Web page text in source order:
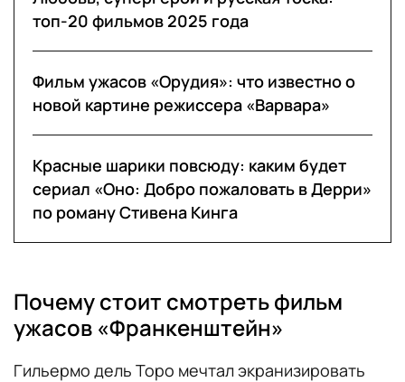
топ-20 фильмов 2025 года
Фильм ужасов «Орудия»: что известно о
новой картине режиссера «Варвара»
Красные шарики повсюду: каким будет
сериал «Оно: Добро пожаловать в Дерри»
по роману Стивена Кинга
Почему стоит смотреть фильм
ужасов «Франкенштейн»
Гильермо дель Торо мечтал экранизировать